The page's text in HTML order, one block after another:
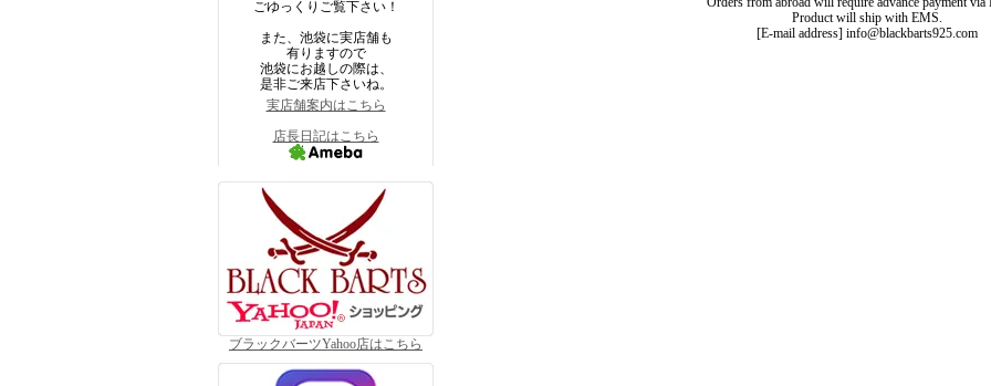
ごゆっくりご覧下さい！
また、池袋に実店舗も
有りますので
池袋にお越しの際は、
是非ご来店下さいね。
実店舗案内はこちら
店長日記はこちら
ブラックバーツYahoo店はこちら
Product will ship with EMS.
[E-mail address] info@blackbarts925.com